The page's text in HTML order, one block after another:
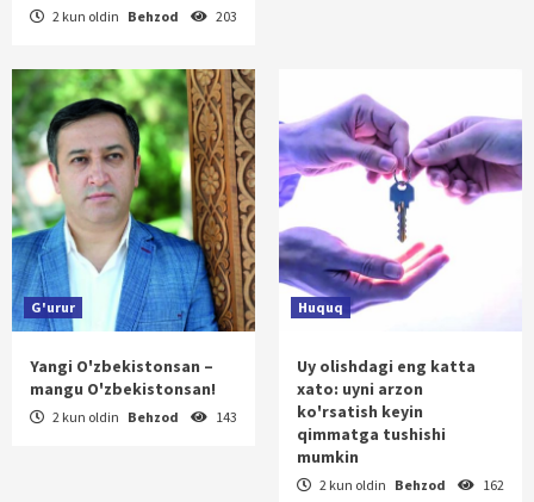
2 kun oldin Behzod 203
G'urur
Yangi O'zbekistonsan –
mangu O'zbekistonsan!
2 kun oldin Behzod 143
Huquq
Uy olishdagi eng katta
xato: uyni arzon
ko'rsatish keyin
qimmatga tushishi
mumkin
2 kun oldin Behzod 162